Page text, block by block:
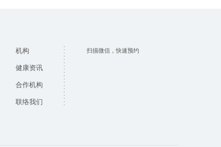
机构
健康资讯
合作机构
联络我们
扫描微信，快速预约